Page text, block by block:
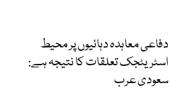
دفاعی معاہدہ دہائیوں پر محیط
اسٹریٹجک تعلقات کا نتیجہ ہے:
سعودی عرب